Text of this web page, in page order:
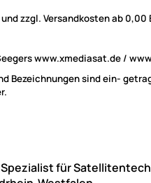
zzgl. Versandkosten ab
www.xmediasat.de /
Bezeichnungen sind ein-
für